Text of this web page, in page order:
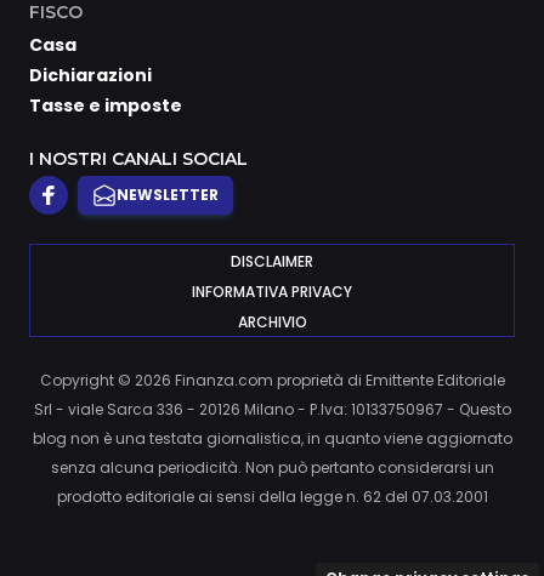
FISCO
Casa
Dichiarazioni
Tasse e imposte
I NOSTRI CANALI SOCIAL
NEWSLETTER
DISCLAIMER
INFORMATIVA PRIVACY
ARCHIVIO
Copyright © 2026 Finanza.com proprietà di Emittente Editoriale
Srl - viale Sarca 336 - 20126 Milano - P.Iva: 10133750967 - Questo
blog non è una testata giornalistica, in quanto viene aggiornato
senza alcuna periodicità. Non può pertanto considerarsi un
prodotto editoriale ai sensi della legge n. 62 del 07.03.2001